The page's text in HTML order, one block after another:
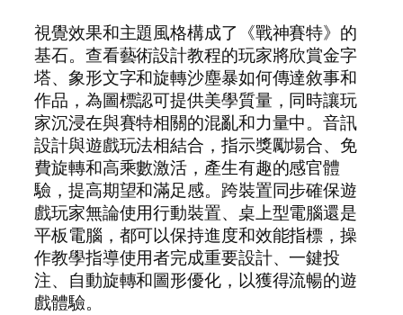
視覺效果和主題風格構成了《戰神賽特》的
基石。查看藝術設計教程的玩家將欣賞金字
塔、象形文字和旋轉沙塵暴如何傳達敘事和
作品，為圖標認可提供美學質量，同時讓玩
家沉浸在與賽特相關的混亂和力量中。音訊
設計與遊戲玩法相結合，指示獎勵場合、免
費旋轉和高乘數激活，產生有趣的感官體
驗，提高期望和滿足感。跨裝置同步確保遊
戲玩家無論使用行動裝置、桌上型電腦還是
平板電腦，都可以保持進度和效能指標，操
作教學指導使用者完成重要設計、一鍵投
注、自動旋轉和圖形優化，以獲得流暢的遊
戲體驗。